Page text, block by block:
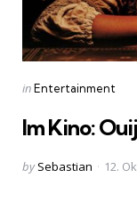
Categories
Posted
inEntertainment
Im Kino:
Posted
by Sebastian 12.